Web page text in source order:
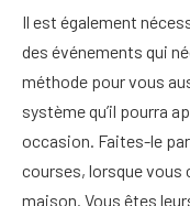
Il est également
des événements qui
méthode pour vous
système qu’il pourra
occasion. Faites-le
courses, lorsque vous
maison. Vous êtes